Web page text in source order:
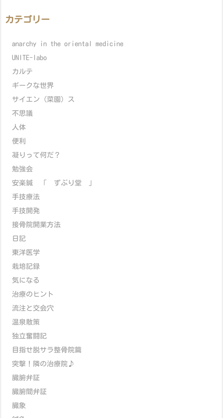
カテゴリー
anarchy in the oriental medicine
UNITE-labo
カルテ
ギークな世界
サイエン（菜園）ス
不思議
人体
便利
凝りって何だ？
勉強会
安楽鍼 「 ずぶり堂 」
手技療法
手技開発
接骨院開業方法
日記
東洋医学
栽培記録
気になる
治療のヒント
流注と交会穴
温泉散策
独立奮闘記
目指せ脱サラ整骨院篇
突撃！隣の治療院♪
臓腑弁証
臓腑間弁証
臓象